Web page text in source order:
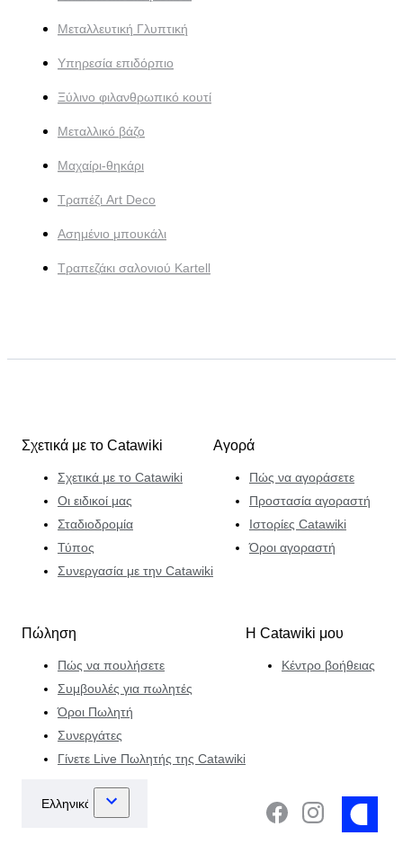
Μεταλλευτική Γλυπτική
Υπηρεσία επιδόρπιο
Ξύλινο φιλανθρωπικό κουτί
Μεταλλικό βάζο
Μαχαίρι-θηκάρι
Τραπέζι Art Deco
Ασημένιο μπουκάλι
Τραπεζάκι σαλονιού Kartell
Σχετικά με το Catawiki
Σχετικά με το Catawiki
Οι ειδικοί μας
Σταδιοδρομία
Τύπος
Συνεργασία με την Catawiki
Αγορά
Πώς να αγοράσετε
Προστασία αγοραστή
Ιστορίες Catawiki
Όροι αγοραστή
Πώληση
Πώς να πουλήσετε
Συμβουλές για πωλητές
Όροι Πωλητή
Συνεργάτες
Γίνετε Live Πωλητής της Catawiki
Η Catawiki μου
Κέντρο βοήθειας